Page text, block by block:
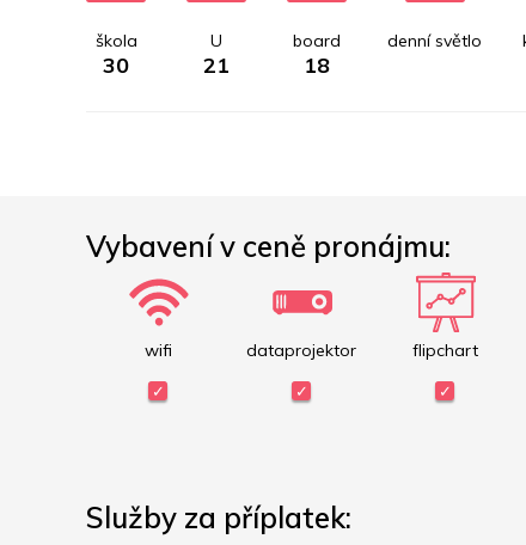
škola
30
U
21
board
18
denní světlo
Vybavení v ceně pronájmu:
wifi dataprojektor flipchart
Služby za příplatek: